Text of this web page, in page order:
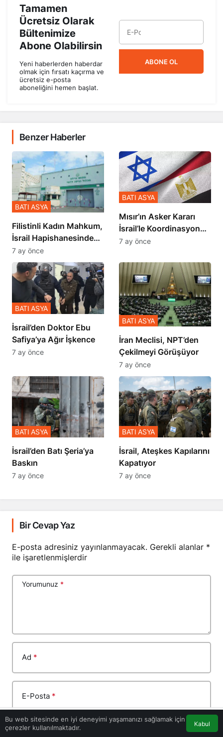
Tamamen
Ücretsiz Olarak
Bültenimize
Abone Olabilirsin
Yeni haberlerden haberdar
olmak için fırsatı kaçırma ve
ücretsiz e-posta
aboneliğini hemen başlat.
ABONE OL
Benzer Haberler
Filistinli Kadın Mahkum,
İsrail Hapishanesindeki
Zulmü Anlattı
BATI ASYA
7 ay önce
Mısır’ın Asker Kararı
İsrail’le Koordinasyon
İçinde Gerçekleşmiş
BATI ASYA
7 ay önce
İsrail’den Doktor Ebu
Safiya’ya Ağır İşkence
BATI ASYA
7 ay önce
İran Meclisi, NPT’den
Çekilmeyi Görüşüyor
BATI ASYA
7 ay önce
​​​​​​​İsrail’den Batı Şeria’ya
Baskın
BATI ASYA
7 ay önce
İsrail, Ateşkes Kapılarını
Kapatıyor
BATI ASYA
7 ay önce
Bir Cevap Yaz
E-posta adresiniz yayınlanmayacak. Gerekli alanlar *
ile işaretlenmişlerdir
Yorumunuz *
Ad *
E-Posta *
Bir dahaki sefere yorum yaptığımda kullanılmak
Bu web sitesinde en iyi deneyimi yaşamanızı sağlamak için
çerezler kullanılmaktadır.
Kabul
Anasayfa Akış Trafik